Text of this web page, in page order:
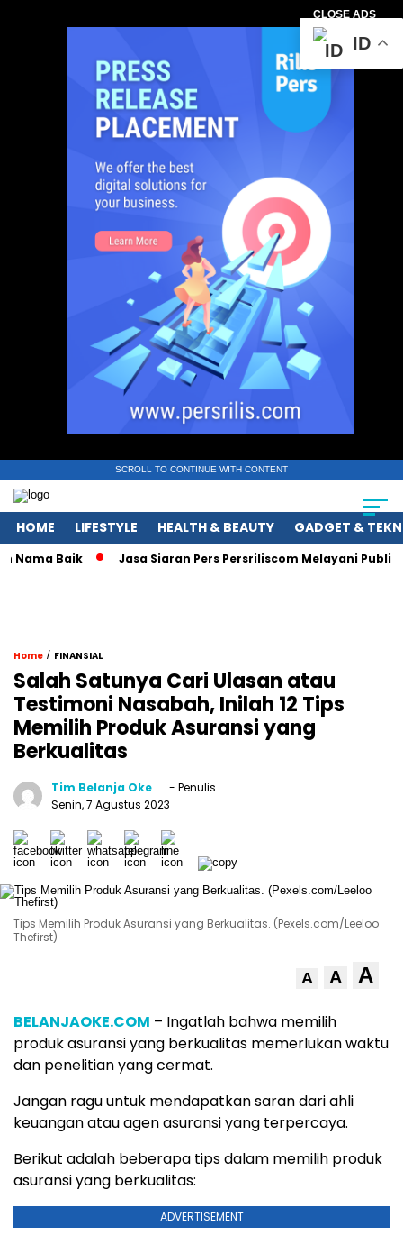
CLOSE ADS
SCROLL TO CONTINUE WITH CONTENT
HOME LIFESTYLE HEALTH & BEAUTY GADGET &
Baik Jasa Siaran Pers Persriliscom Melayani Publikasi
Home / FINANSIAL
Salah Satunya Cari Ulasan atau
Testimoni Nasabah, Inilah 12 Tips
Memilih Produk Asuransi yang
Berkualitas
Tim Belanja Oke
- Penulis
Senin, 7 Agustus 2023
Tips Memilih Produk Asuransi yang Berkualitas. (Pexels.com/Leeloo
Thefirst)
A A A
BELANJAOKE.COM – Ingatlah bahwa memilih
produk asuransi yang berkualitas memerlukan waktu
dan penelitian yang cermat.
Jangan ragu untuk mendapatkan saran dari ahli
keuangan atau agen asuransi yang terpercaya.
Berikut adalah beberapa tips dalam memilih produk
asuransi yang berkualitas:
ADVERTISEMENT
ID